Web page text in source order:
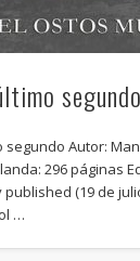
segundo
segundo Autor:
296 páginas
(19 de
…